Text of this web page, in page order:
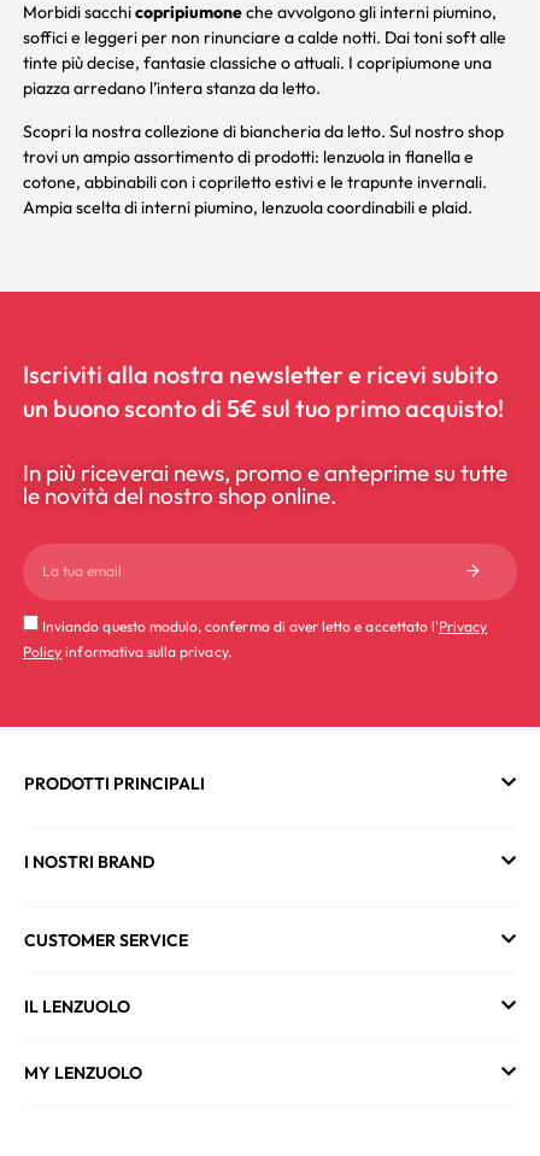
Morbidi sacchicopripiumoneche avvolgono gli interni piumino,
soffici e leggeri per non rinunciare a calde notti. Dai toni soft alle
tinte più decise, fantasie classiche o attuali. I copripiumone una
piazza arredano l’intera stanza da letto.
Scopri la nostra collezione di biancheria da letto. Sul nostro shop
trovi un ampio assortimento di prodotti: lenzuolain flanella e
cotone, abbinabili con icoprilettoestivi e le trapunte invernali.
Ampia scelta diinterni piumino, lenzuola coordinabilie plaid.
Iscriviti alla nostra newsletter e ricevi subito
un buono sconto di 5€ sul tuo primo acquisto!
In più riceverai news, promo e anteprime su tutte
le novità del nostro shop online.
Inviando questo modulo, confermo di aver letto e accettato l'Privacy
Policy informativa sulla privacy.
PRODOTTI PRINCIPALI
I NOSTRI BRAND
CUSTOMER SERVICE
IL LENZUOLO
MY LENZUOLO